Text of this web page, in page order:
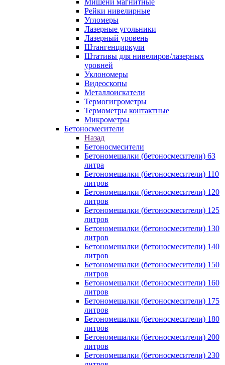
Мишени магнитные
Рейки нивелирные
Угломеры
Лазерные угольники
Лазерный уровень
Штангенциркули
Штативы для нивелиров/лазерных
уровней
Уклономеры
Видеоскопы
Металлоискатели
Термогигрометры
Термометры контактные
Микрометры
Бетоносмесители
Назад
Бетоносмесители
Бетономешалки (бетоносмесители) 63
литра
Бетономешалки (бетоносмесители) 110
литров
Бетономешалки (бетоносмесители) 120
литров
Бетономешалки (бетоносмесители) 125
литров
Бетономешалки (бетоносмесители) 130
литров
Бетономешалки (бетоносмесители) 140
литров
Бетономешалки (бетоносмесители) 150
литров
Бетономешалки (бетоносмесители) 160
литров
Бетономешалки (бетоносмесители) 175
литров
Бетономешалки (бетоносмесители) 180
литров
Бетономешалки (бетоносмесители) 200
литров
Бетономешалки (бетоносмесители) 230